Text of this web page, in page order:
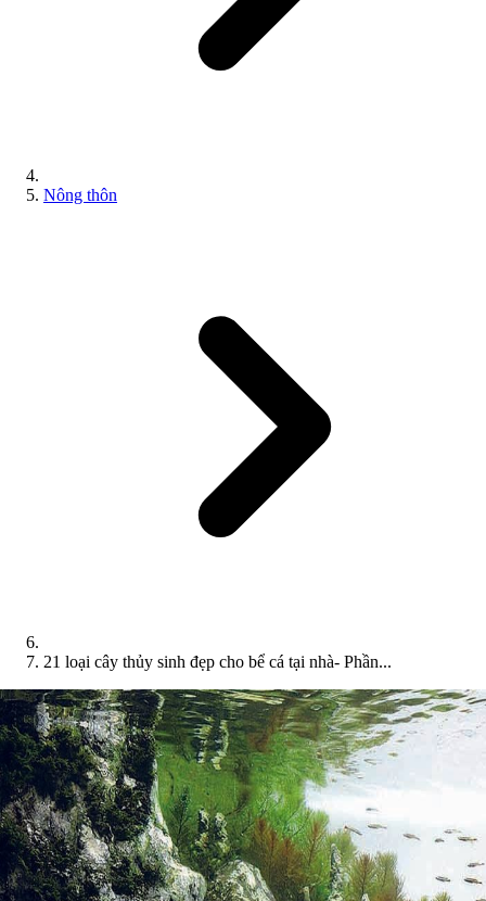
Nông thôn
21 loại cây thủy sinh đẹp cho bể cá tại nhà- Phần...